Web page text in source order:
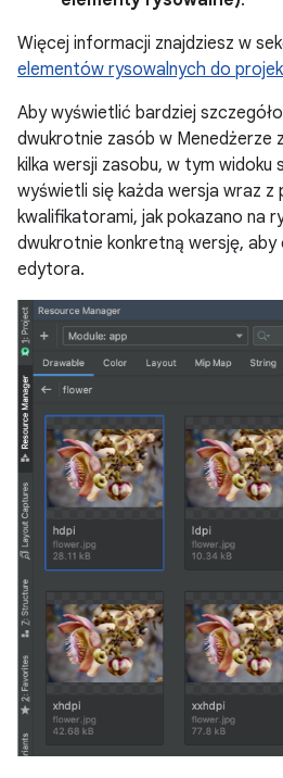
Więcej informacji znajdziesz w
elementów rysowalnych do
Aby wyświetlić bardziej
dwukrotnie zasób w Menedżerze
kilka wersji zasobu, w tym widoku
wyświetli się każda wersja wraz z
kwalifikatorami, jak pokazano na
dwukrotnie konkretną wersję,
edytora.